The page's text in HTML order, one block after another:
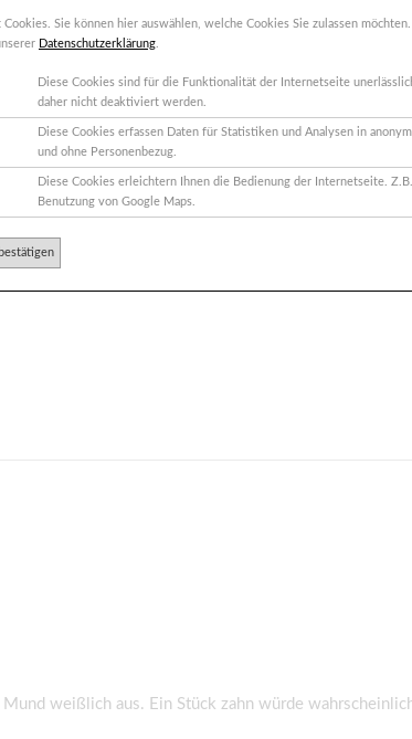
Fleck.
Wunder wäre, müsste ich doch eigentlich auch
weißlich aus. Ein Stück zahn würde
Sie können hier auswählen, welche Cookies Sie zulassen
Datenschutzerklärung
Diese Cookies sind für die Funktionalität der Internetseite
daher nicht deaktiviert werden.
Diese Cookies erfassen Daten für Statistiken und Analysen in
und ohne Personenbezug.
Diese Cookies erleichtern Ihnen die Bedienung der Internetseite.
Benutzung von Google Maps.